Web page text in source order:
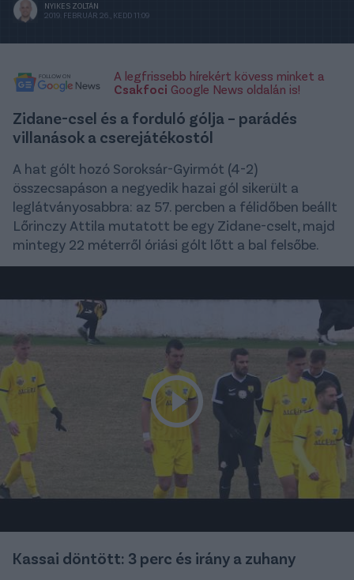
NYIKES ZOLTÁN
2019. FEBRUÁR 26., KEDD 11:09
A legfrissebb hírekért kövess minket a
Csakfoci Google News oldalán is!
Zidane-csel és a forduló gólja – parádés
villanások a cserejátékostól
A hat gólt hozó Soroksár-Gyirmót (4-2)
összecsapáson a negyedik hazai gól sikerült a
leglátványosabbra: az 57. percben a félidőben beállt
Lőrinczy Attila mutatott be egy Zidane-cselt, majd
mintegy 22 méterről óriási gólt lőtt a bal felsőbe.
Kassai döntött: 3 perc és irány a zuhany